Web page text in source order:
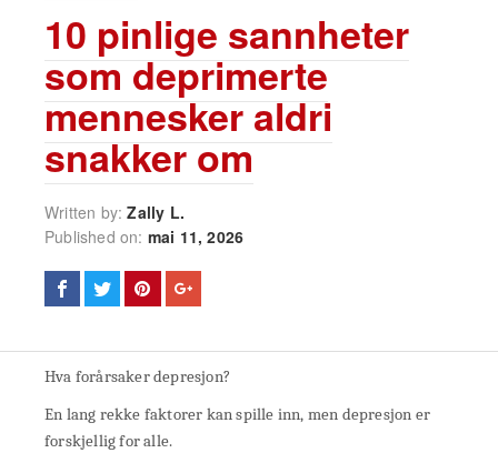
10 pinlige sannheter
som deprimerte
mennesker aldri
snakker om
Written by:Zally L.
Published on: mai 11, 2026
Hva forårsaker depresjon?
En lang rekke faktorer kan spille inn, men depresjon er
forskjellig for alle.